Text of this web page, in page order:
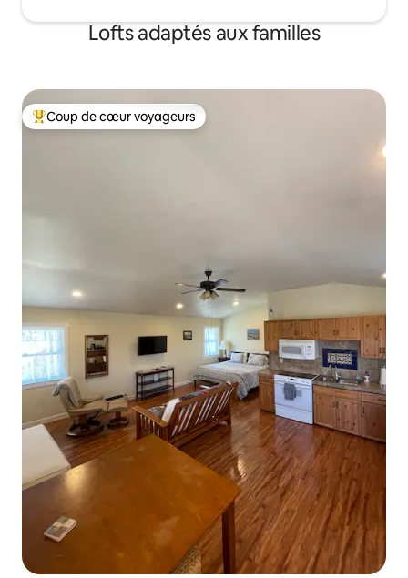
Lofts adaptés aux familles
Coup de cœur voyageurs parmi les plus aimés
Coup de cœur voyageurs